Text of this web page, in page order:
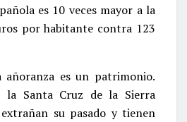
es 10 veces mayor a la
por habitante contra 123
es un patrimonio.
la Santa Cruz de la Sierra
su pasado y tienen